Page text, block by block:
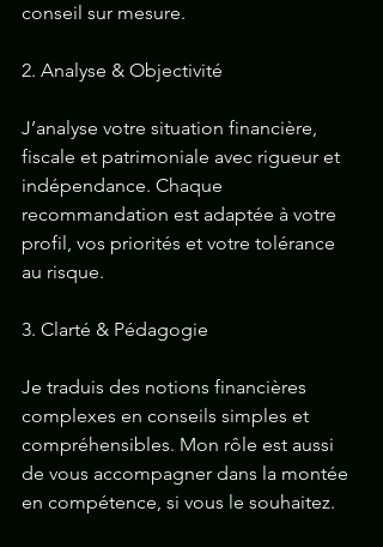
conseil sur mesure.
2. Analyse & Objectivité
J’analyse votre situation financière,
fiscale et patrimoniale avec rigueur et
indépendance. Chaque
recommandation est adaptée à votre
profil, vos priorités et votre tolérance
au risque.
3. Clarté & Pédagogie
Je traduis des notions financières
complexes en conseils simples et
compréhensibles. Mon rôle est aussi
de vous accompagner dans la montée
en compétence, si vous le souhaitez.